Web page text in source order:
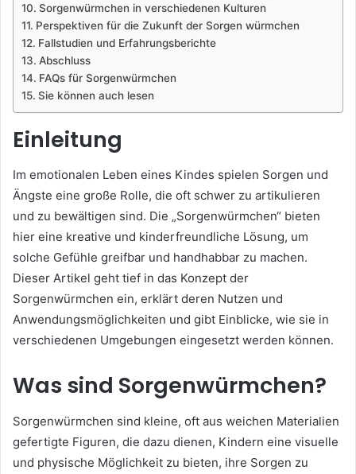
Sorgenwürmchen in verschiedenen Kulturen
Perspektiven für die Zukunft der Sorgen würmchen
Fallstudien und Erfahrungsberichte
Abschluss
FAQs für Sorgenwürmchen
Sie können auch lesen
Einleitung
Im emotionalen Leben eines Kindes spielen Sorgen und
Ängste eine große Rolle, die oft schwer zu artikulieren
und zu bewältigen sind. Die „Sorgenwürmchen“ bieten
hier eine kreative und kinderfreundliche Lösung, um
solche Gefühle greifbar und handhabbar zu machen.
Dieser Artikel geht tief in das Konzept der
Sorgenwürmchen ein, erklärt deren Nutzen und
Anwendungsmöglichkeiten und gibt Einblicke, wie sie in
verschiedenen Umgebungen eingesetzt werden können.
Was sind Sorgenwürmchen?
Sorgenwürmchen sind kleine, oft aus weichen Materialien
gefertigte Figuren, die dazu dienen, Kindern eine visuelle
und physische Möglichkeit zu bieten, ihre Sorgen zu